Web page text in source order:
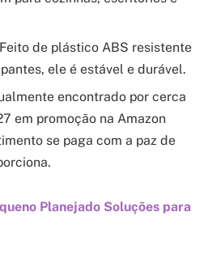
Feito de plástico ABS resistente
ele é estável e durável.
encontrado por cerca
em promoção na Amazon
se paga com a paz de
Planejado Soluções para